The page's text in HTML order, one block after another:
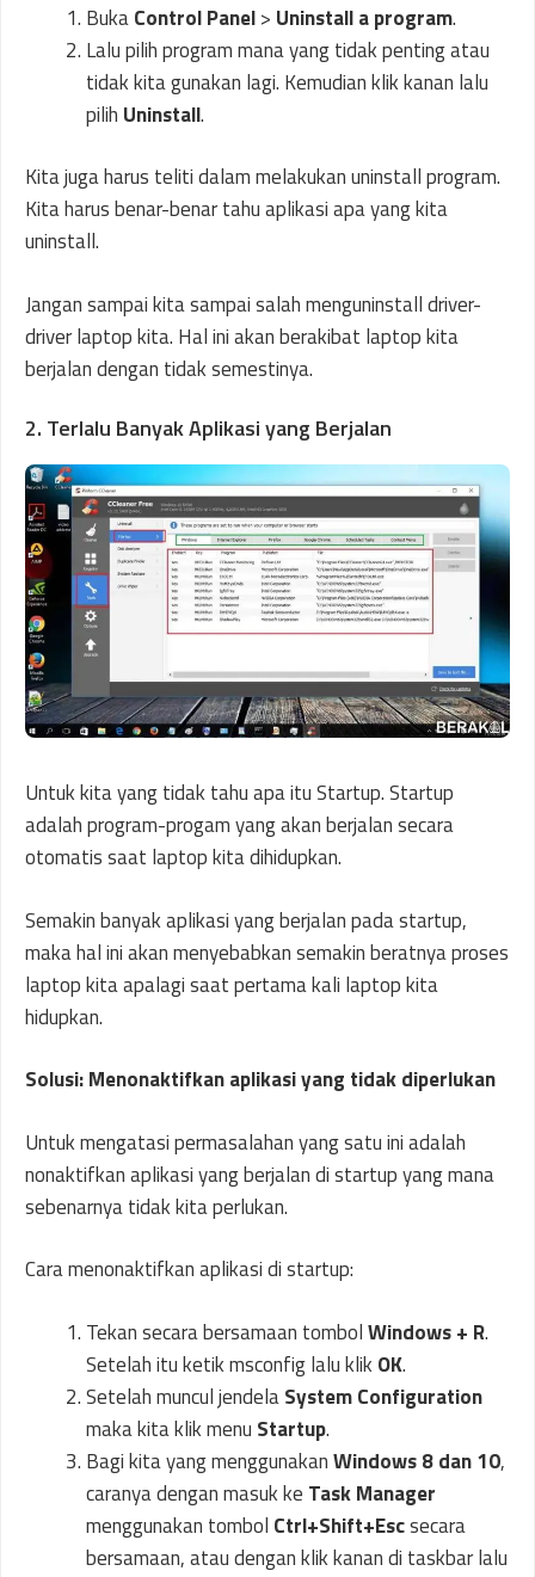
BukaControl Panel> Uninstall a program.
Lalu pilih program mana yang tidak penting atau
tidak kita gunakan lagi. Kemudian klik kanan lalu
pilih Uninstall.
Kita juga harus teliti dalam melakukan uninstall program.
Kita harus benar-benar tahu aplikasi apa yang kita
uninstall.
Jangan sampai kita sampai salah menguninstall driver-
driver laptop kita. Hal ini akan berakibat laptop kita
berjalan dengan tidak semestinya.
2. Terlalu Banyak Aplikasi yang Berjalan
Untuk kita yang tidak tahu apa itu Startup. Startup
adalah program-progam yang akan berjalan secara
otomatis saat laptop kita dihidupkan.
Semakin banyak aplikasi yang berjalan pada startup,
maka hal ini akan menyebabkan semakin beratnya proses
laptop kita apalagi saat pertama kali laptop kita
hidupkan.
Solusi: Menonaktifkan aplikasi yang tidak diperlukan
Untuk mengatasi permasalahan yang satu ini adalah
nonaktifkan aplikasi yang berjalan di startup yang mana
sebenarnya tidak kita perlukan.
Cara menonaktifkan aplikasi di startup:
Tekan secara bersamaan tombolWindows + R.
Setelah itu ketik msconfig lalu klik OK.
Setelah muncul jendelaSystem Configuration
maka kita klik menu Startup.
Bagi kita yang menggunakanWindows 8 dan 10,
caranya dengan masuk ke Task Manager
menggunakan tombol Ctrl+Shift+Escsecara
bersamaan, atau dengan klik kanan di taskbar lalu